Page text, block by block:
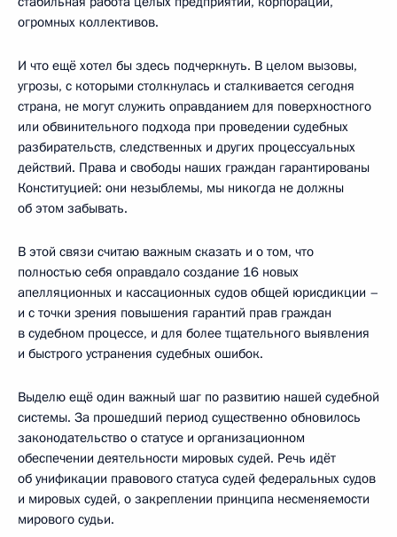
огромных коллективов.
И что ещё хотел бы здесь подчеркнуть. В целом вызовы,
угрозы, с которыми столкнулась и сталкивается сегодня
страна, не могут служить оправданием для поверхностного
или обвинительного подхода при проведении судебных
разбирательств, следственных и других процессуальных
действий. Права и свободы наших граждан гарантированы
Конституцией: они незыблемы, мы никогда не должны
об этом забывать.
В этой связи считаю важным сказать и о том, что
полностью себя оправдало создание 16 новых
апелляционных и кассационных судов общей юрисдикции –
и с точки зрения повышения гарантий прав граждан
в судебном процессе, и для более тщательного выявления
и быстрого устранения судебных ошибок.
Выделю ещё один важный шаг по развитию нашей судебной
системы. За прошедший период существенно обновилось
законодательство о статусе и организационном
обеспечении деятельности мировых судей. Речь идёт
об унификации правового статуса судей федеральных судов
и мировых судей, о закреплении принципа несменяемости
мирового судьи.